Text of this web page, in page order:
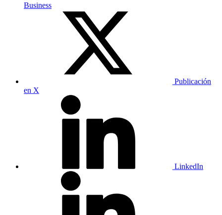
Business
Publicación
en X
LinkedIn